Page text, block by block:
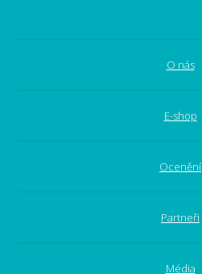
O nás
E-shop
Ocenění
Partneři
Média